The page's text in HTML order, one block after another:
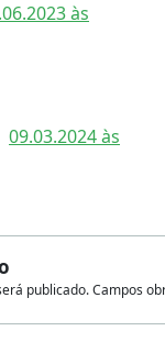
às
09.03.2024 às
publicado.Campos